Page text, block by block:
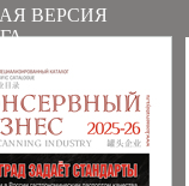
ВЕРСИЯ